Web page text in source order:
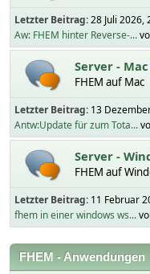
Letzter Beitrag:28 Juli 2026,
Aw: FHEM hinter Reverse-...
Server - Mac
FHEM auf Mac
Letzter Beitrag: 13
Antw:Update für zum Tota...
Server -
FHEM auf
Letzter Beitrag: 11 Februar
fhem in einer windows ws...
FHEM - Anwendungen